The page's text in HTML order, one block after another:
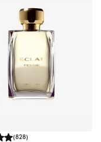
(828)